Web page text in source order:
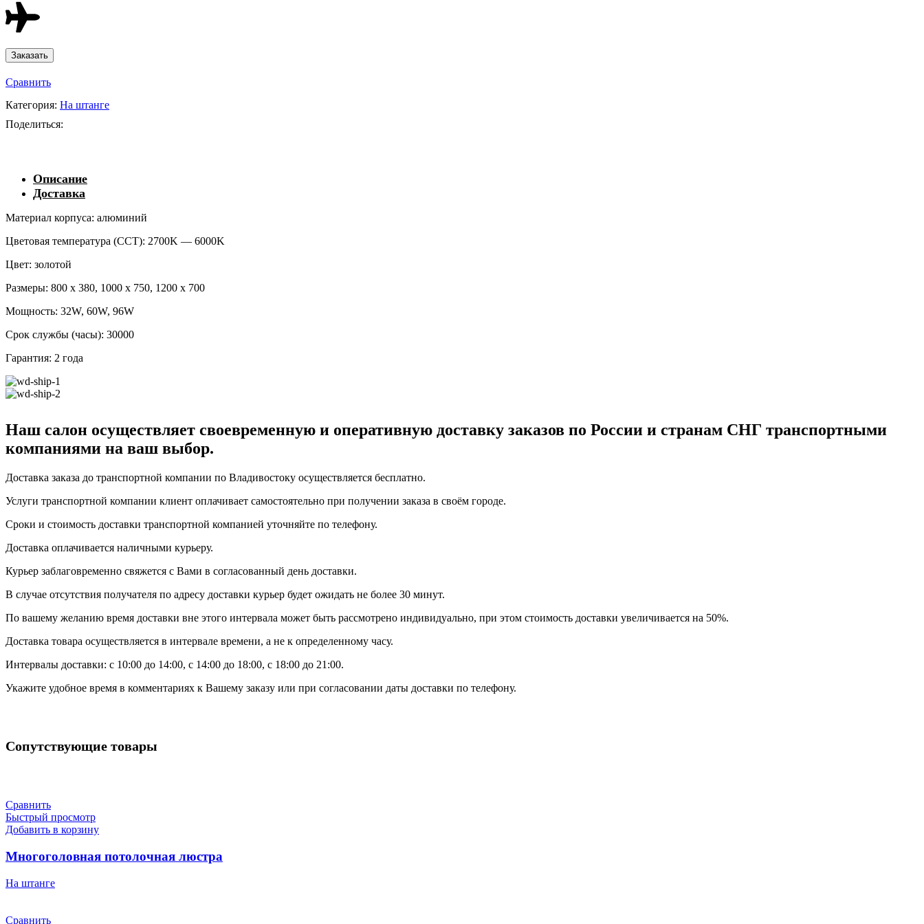
Сравнить
Категория: На штанге
Поделиться:
Описание
Доставка
Материал корпуса: алюминий
Цветовая температура (CCT): 2700K — 6000K
Цвет: золотой
Размеры: 800 x 380, 1000 x 750, 1200 x 700
Мощность: 32W, 60W, 96W
Срок службы (часы): 30000
Гарантия: 2 года
Наш салон осуществляет своевременную и оперативную доставку заказов по России и странам СНГ транспортными
компаниями на ваш выбор.
Доставка заказа до транспортной компании по Владивостоку осуществляется бесплатно.
Услуги транспортной компании клиент оплачивает самостоятельно при получении заказа в своём городе.
Сроки и стоимость доставки транспортной компанией уточняйте по телефону.
Доставка оплачивается наличными курьеру.
Курьер заблаговременно свяжется с Вами в согласованный день доставки.
В случае отсутствия получателя по адресу доставки курьер будет ожидать не более 30 минут.
По вашему желанию время доставки вне этого интервала может быть рассмотрено индивидуально, при этом стоимость доставки увеличивается на 50%.
Доставка товара осуществляется в интервале времени, а не к определенному часу.
Интервалы доставки: с 10:00 до 14:00, с 14:00 до 18:00, с 18:00 до 21:00.
Укажите удобное время в комментариях к Вашему заказу или при согласовании даты доставки по телефону.
Сопутствующие товары
Сравнить
Быстрый просмотр
Добавить в корзину
Многоголовная потолочная люстра
На штанге
Сравнить